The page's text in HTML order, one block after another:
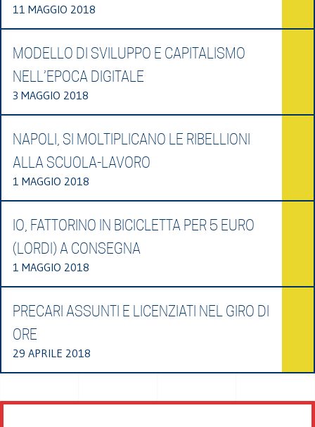
11 MAGGIO 2018
MODELLO DI SVILUPPO E CAPITALISMO
NELL’EPOCA DIGITALE
3 MAGGIO 2018
NAPOLI, SI MOLTIPLICANO LE RIBELLIONI
ALLA SCUOLA-LAVORO
1 MAGGIO 2018
IO, FATTORINO IN BICICLETTA PER 5 EURO
(LORDI) A CONSEGNA
1 MAGGIO 2018
PRECARI ASSUNTI E LICENZIATI NEL GIRO DI
ORE
29 APRILE 2018